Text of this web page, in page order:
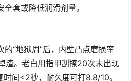
套或降低润滑剂量。
的“地狱周”后，内壁凸点磨损率
渣。老白用指甲刮擦20次未出现
时间<2秒，耐久度可打8.8/10。